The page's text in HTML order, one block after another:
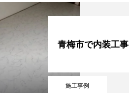
請け業者募集
わせ
施工事例
青梅市で内装工事